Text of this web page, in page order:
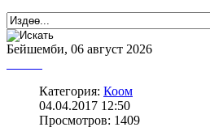
Бейшемби, 06 август 2026
Категория: Коом
04.04.2017 12:50
Просмотров: 1409